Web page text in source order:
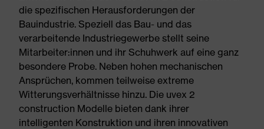
die spezifischen Herausforderungen der
Bauindustrie. Speziell das Bau- und das
verarbeitende Industriegewerbe stellt seine
Mitarbeiter:innen und ihr Schuhwerk auf eine ganz
besondere Probe. Neben hohen mechanischen
Ansprüchen, kommen teilweise extreme
Witterungsverhältnisse hinzu. Die uvex 2
construction Modelle bieten dank ihrer
intelligenten Konstruktion und ihren innovativen